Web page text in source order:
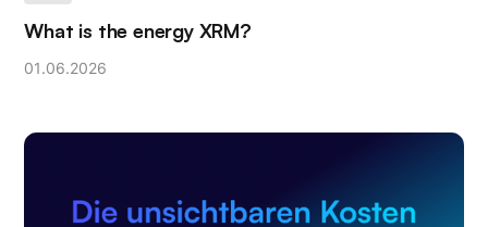
What is the energy XRM?
01.06.2026